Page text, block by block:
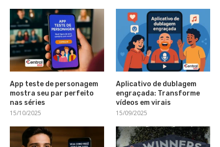
App teste de personagem
mostra seu par perfeito
nas séries
15/10/2025
Aplicativo de dublagem
engraçada: Transforme
vídeos em virais
15/09/2025